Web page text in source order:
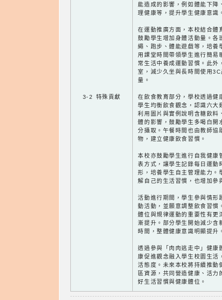
3-2 特殊貢獻
能造成的影響，例如體能下降
理健康等，提升學生健康意識
在運動推廣方面，本校結合體
鼓勵學生增加身體活動量。各
繩、跑步、體能遊戲等，培養
用課堂時間帶領學生進行簡易
常生活中養成運動習慣。此外
室，減少久坐與長時間使用
量。
在飲食教育部分，學校透過健
學生均衡飲食觀念，認識六大
利用圖片與實例說明含糖飲料
體的影響，鼓勵學生多喝白開
分攝取。午餐時間也由教師協
物，建立健康飲食習慣。
本校亦鼓勵學生進行自我健康
表方式，讓學生記錄每日運動
形，培養學生自主管理能力。
解自己的生活習慣，也增加參
活動進行期間，學生參與情形
動活動，並願意調整飲食習慣
體位與規律運動的重要性有更
漸提升。部分學生開始減少含
時間，整體健康意識明顯提升
透過參與「肉肉逃走中」健康
康促進觀念融入學生校園生
活態度。未來本校將持續推動
區資源，共同營造健康、活
好生活習慣與健康體位。